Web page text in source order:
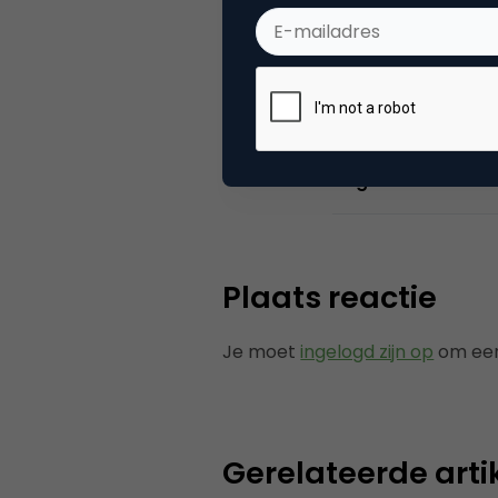
Categorie
Plaats reactie
Je moet ingelogd zijn op om
Gerelateerde